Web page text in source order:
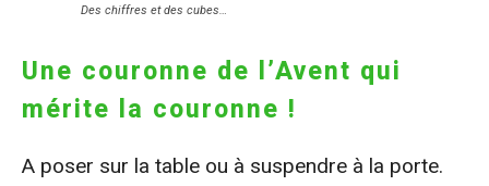
Des chiffres et des cubes…
Une couronne de l’Avent qui
mérite la couronne !
A poser sur la table ou à suspendre à la porte.